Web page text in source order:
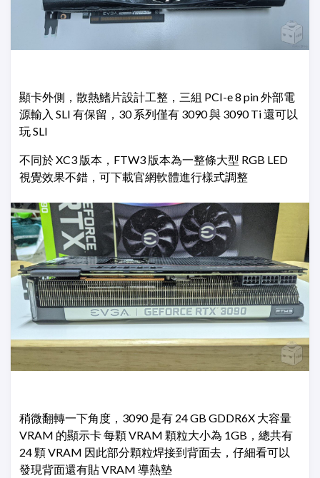
顯卡外側，散熱鰭片設計工整，三組 PCI-e 8 pin 外部電
源輸入 SLI 有保留，30 系列僅有 3090 與 3090 Ti 還可以
玩 SLI
不同於 XC3 版本，FTW3 版本為一整條大型 RGB LED
視覺效果不錯，可下載官網軟體進行樣式調整
稍微翻轉一下角度，3090 是有 24 GB GDDR6X 大容量
VRAM 的顯示卡 每顆 VRAM 顆粒大小為 1GB，總共有
24 顆 VRAM 因此部分顆粒焊接到背面去，仔細看可以
發現背面還有貼 VRAM 導熱墊